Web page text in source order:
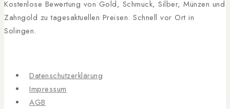
Kostenlose Bewertung von Gold, Schmuck, Silber, Münzen und
Zahngold zu tagesaktuellen Preisen. Schnell vor Ort in
Solingen.
Datenschutzerklärung
Impressum
AGB